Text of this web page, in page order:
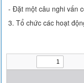
- Đặt một câu nghi vấn
3. Tổ chức các hoạt